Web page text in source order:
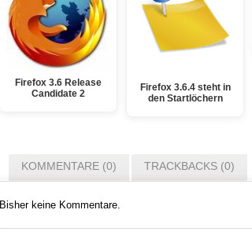
Firefox 3.6 Release
Candidate 2
Firefox 3.6.4 steht in
den Startlöchern
KOMMENTARE (0) TRACKBACKS (0)
Bisher keine Kommentare.